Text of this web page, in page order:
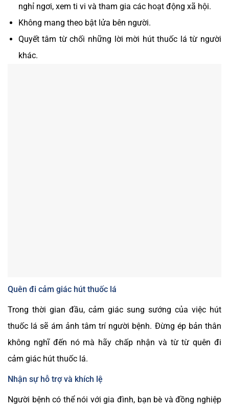
nghỉ ngơi, xem ti vi và tham gia các hoạt động xã hội.
Không mang theo bật lửa bên người.
Quyết tâm từ chối những lời mời hút thuốc lá từ người
khác.
Quên đi cảm giác hút thuốc lá
Trong thời gian đầu, cảm giác sung sướng của việc hút
thuốc lá sẽ ám ảnh tâm trí người bệnh. Đừng ép bản thân
không nghĩ đến nó mà hãy chấp nhận và từ từ quên đi
cảm giác hút thuốc lá.
Nhận sự hỗ trợ và khích lệ
Người bệnh có thể nói với gia đình, bạn bè và đồng nghiệp